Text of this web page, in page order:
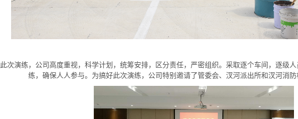
此次演练，公司高度重视，科学计划，统筹安排，区分责任，严密组织。采取逐个车间，逐级
练，确保人人参与。为搞好此次演练，公司特别邀请了管委会、汊河派出所和汊河消防